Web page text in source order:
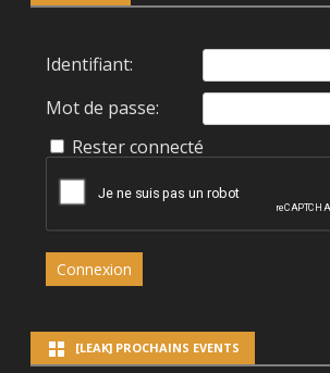
Identifiant:
Mot de passe:
Rester connecté
Connexion
[LEAK] PROCHAINS EVENTS